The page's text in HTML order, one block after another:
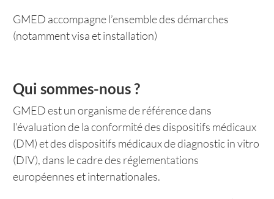
GMED accompagne l’ensemble des démarches
(notamment visa et installation)
Qui sommes-nous ?
GMED est un organisme de référence dans
l’évaluation de la conformité des dispositifs médicaux
(DM) et des dispositifs médicaux de diagnostic in vitro
(DIV), dans le cadre des réglementations
européennes et internationales.